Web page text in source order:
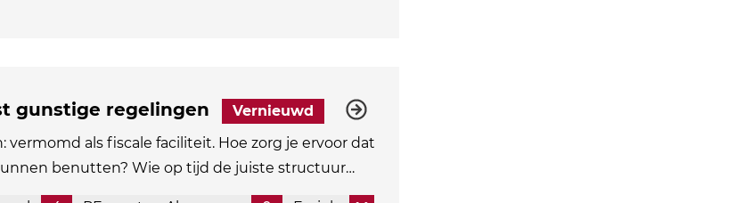
gunstige regelingen
Vernieuwd
als fiscale faciliteit. Hoe zorg je ervoor dat
benutten? Wie op tijd de juiste structuur…